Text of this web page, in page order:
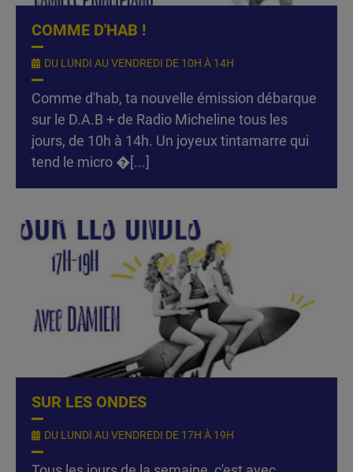
COMME D'HAB !
DU LUNDI AU VENDREDI DE 10H À 14H
Comme d'hab, ta nouvelle émission débarque
sur le D.A.B + de Radio Micheline tous les
jours, de 10h à 14h. Un joyeux tintamarre qui
tend le micro �[...]
SUR LES ONDES
DU LUNDI AU VENDREDI DE 17H À 19H